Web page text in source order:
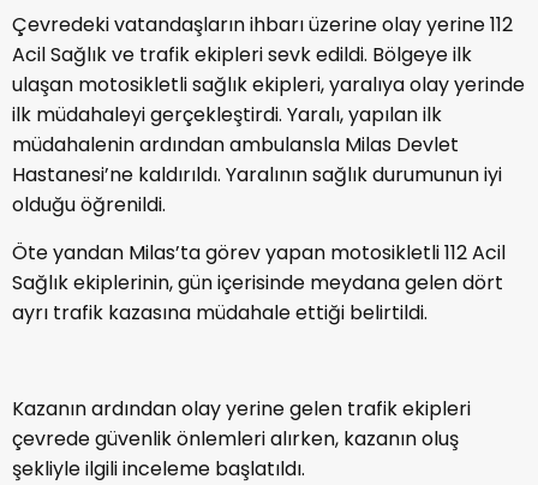
Çevredeki vatandaşların ihbarı üzerine olay yerine 112
Acil Sağlık ve trafik ekipleri sevk edildi. Bölgeye ilk
ulaşan motosikletli sağlık ekipleri, yaralıya olay yerinde
ilk müdahaleyi gerçekleştirdi. Yaralı, yapılan ilk
müdahalenin ardından ambulansla Milas Devlet
Hastanesi’ne kaldırıldı. Yaralının sağlık durumunun iyi
olduğu öğrenildi.
Öte yandan Milas’ta görev yapan motosikletli 112 Acil
Sağlık ekiplerinin, gün içerisinde meydana gelen dört
ayrı trafik kazasına müdahale ettiği belirtildi.
Kazanın ardından olay yerine gelen trafik ekipleri
çevrede güvenlik önlemleri alırken, kazanın oluş
şekliyle ilgili inceleme başlatıldı.